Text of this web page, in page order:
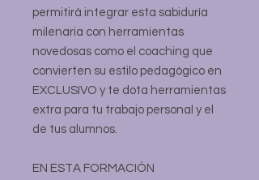
permitirá integrar esta sabiduría
milenaria con herramientas
novedosas como el coaching que
convierten su estilo pedagógico en
EXCLUSIVO y te dota herramientas
extra para tu trabajo personal y el
de tus alumnos.
EN ESTA FORMACIÓN